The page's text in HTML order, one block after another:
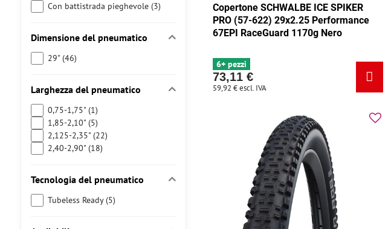
Copertone SCHWALBE ICE SPIKER
PRO (57-622) 29x2.25 Performance
67EPI RaceGuard 1170g Nero
6+ pezzi
73,11 €
59,92 €escl. IVA
Con battistrada pieghevole (3)
Dimensione del pneumatico
29" (46)
Larghezza del pneumatico
0,75-1,75" (1)
1,85-2,10" (5)
2,125-2,35" (22)
2,40-2,90" (18)
Tecnologia del pneumatico
Tubeless Ready (5)